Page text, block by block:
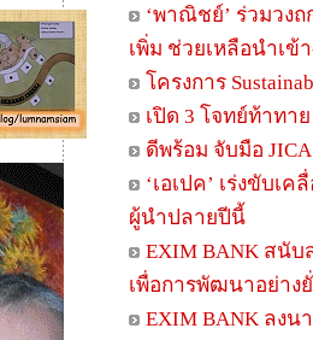
‘พาณิชย์’ ร่วมวง
เพิ่ม ช่วยเหลือนำเข้
โครงการ
เปิด 3 โจทย์ท้าท
ดีพร้อม จับมือ
‘เอเปค’ เร่งขับเ
ผู้นำปลายปีนี้
EXIM BANK สนับ
เพื่อการพัฒนาอย่าง
EXIM BANK ลง